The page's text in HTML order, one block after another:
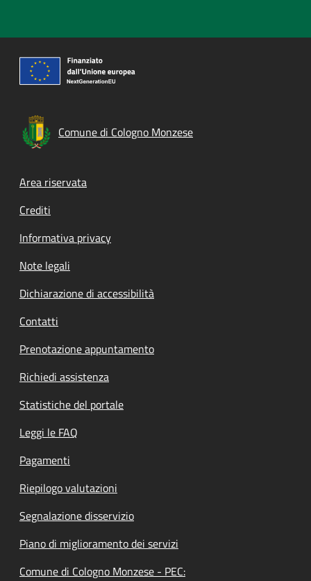
Comune di Cologno Monzese
Footer menu
Area riservata
Crediti
Informativa privacy
Note legali
Dichiarazione di accessibilità
Contatti
Prenotazione appuntamento
Richiedi assistenza
Statistiche del portale
Leggi le FAQ
Pagamenti
Riepilogo valutazioni
Segnalazione disservizio
Piano di miglioramento dei servizi
Comune di Cologno Monzese - PEC: